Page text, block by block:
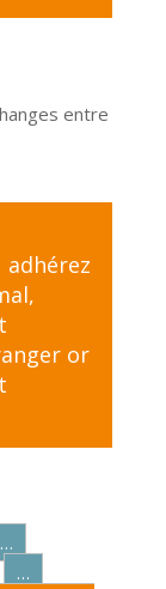
entre
adhérez
,
or
…
…